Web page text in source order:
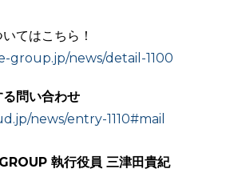
てはこちら！
group.jp/news/detail-1100
問い合わせ
news/entry-1110#mail
執行役員 三津田貴紀